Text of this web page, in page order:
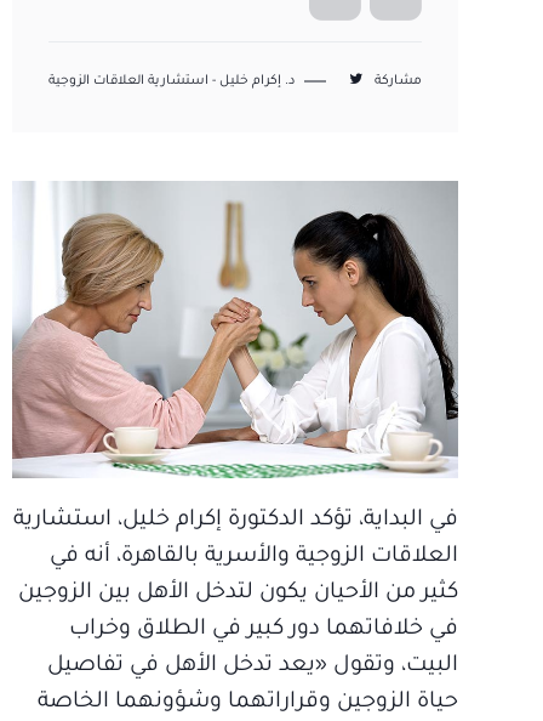
مشاركة د. إكرام خليل - استشارية العلاقات الزوجية
في البداية، تؤكد الدكتورة إكرام خليل، استشارية
العلاقات الزوجية والأسرية بالقاهرة، أنه في
كثير من الأحيان يكون لتدخل الأهل بين الزوجين
في خلافاتهما دور كبير في الطلاق وخراب
البيت، وتقول «يعد تدخل الأهل في تفاصيل
حياة الزوجين وقراراتهما وشؤونهما الخاصة